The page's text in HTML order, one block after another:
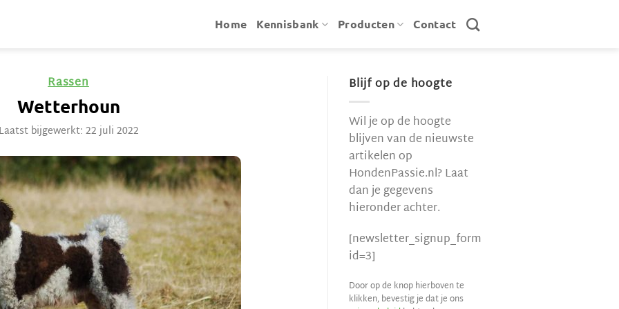
Home Kennisbank Producten Contact
Rassen
Wetterhoun
Laatst bijgewerkt: 22 juli 2022
Blijf op de hoogte
Wil je op de hoogte
blijven van de nieuwste
artikelen op
HondenPassie.nl? Laat
dan je gegevens
hieronder achter.
[newsletter_signup_form
id=3]
Door op de knop hierboven te
klikken, bevestig je dat je ons